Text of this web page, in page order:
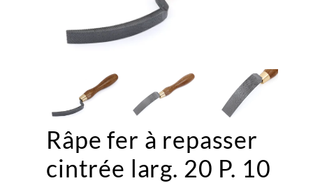
Râpe fer à repasser
cintrée larg. 20 P. 10